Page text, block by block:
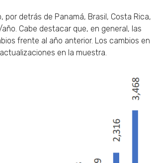
detrás de Panamá, Brasil, Costa Rica,
Cabe destacar que, en general, las
frente al año anterior. Los cambios en
en la muestra.